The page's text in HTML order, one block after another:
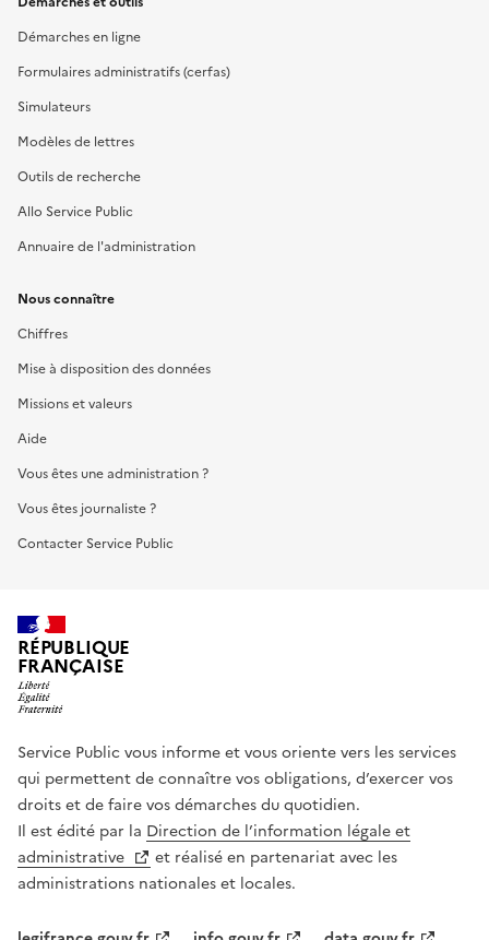
Démarches en ligne
Formulaires administratifs (cerfas)
Simulateurs
Modèles de lettres
Outils de recherche
Allo Service Public
Annuaire de l'administration
Nous connaître
Chiffres
Mise à disposition des données
Missions et valeurs
Aide
Vous êtes une administration ?
Vous êtes journaliste ?
Contacter Service Public
RÉPUBLIQUE
FRANÇAISE
Service Public vous informe et vous oriente vers les services
qui permettent de connaître vos obligations, d’exercer vos
droits et de faire vos démarches du quotidien.
Il est édité par la Direction de l’information légale et
administrative
et réalisé en partenariat avec les
administrations nationales et locales.